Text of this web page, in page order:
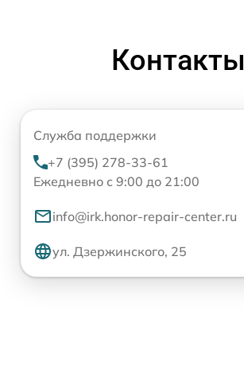
Контакты
Служба поддержки
+7 (395) 278-33-61
Ежедневно с 9:00 до 21:00
info@irk.honor-repair-center.ru
ул. Дзержинского, 25